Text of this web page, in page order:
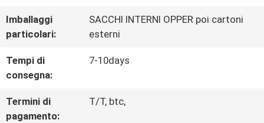
FABBRICA
CONTROLLO
DI
QUALITÀ
Imballaggi
particolari:
SACCHI INTERNI OPPER poi cartoni
esterni
Tempi di
consegna:
7-10days
Termini di
pagamento:
T/T, btc,